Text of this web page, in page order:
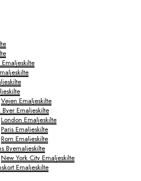
Vejen Emaljeskilte
Byer Emaljeskilte
London Emaljeskilte
Paris Emaljeskilte
Rom Emaljeskilte
Byemaljeskilte
New York City Emaljeskilte
Emaljeskilte